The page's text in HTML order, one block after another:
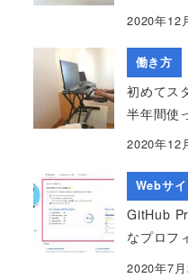
2020年12
働き方
初めてス
半年間使
2020年12
Webサイ
GitHub
なプロフ
2020年7